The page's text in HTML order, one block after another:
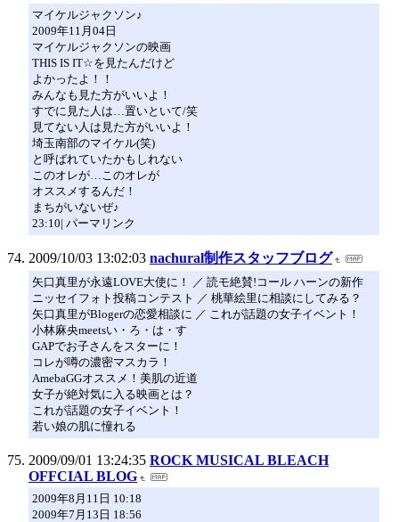
マイケルジャクソン♪
2009年11月04日
マイケルジャクソンの映画
THIS IS IT☆を見たんだけど
よかったよ！！
みんなも見た方がいいよ！
すでに見た人は…置いといて/笑
見てない人は見た方がいいよ！
埼玉南部のマイケル(笑)
と呼ばれていたかもしれない
このオレが…このオレが
オススメするんだ！
まちがいないぜ♪
23:10| パーマリンク
2009/10/03 13:02:03 nachural制作スタッフブログ
矢口真里が永遠LOVE大使に！ ／ 読モ絶賛!コール ハーンの新作
ニッセイフォト投稿コンテスト ／ 桃華絵里に相談にしてみる？
矢口真里がBlogerの恋愛相談に ／ これが話題の女子イベント！
小林麻央meetsい・ろ・は・す
GAPでお子さんをスターに！
コレが噂の濃密マスカラ！
AmebaGGオススメ！美肌の近道
女子が絶対気に入る映画とは？
これが話題の女子イベント！
若い娘の肌に憧れる
2009/09/01 13:24:35 ROCK MUSICAL BLEACH
OFFCIAL BLOG
2009年8月11日 10:18
2009年7月13日 18:56